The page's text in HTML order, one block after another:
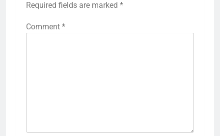
Required fields are marked *
Comment *